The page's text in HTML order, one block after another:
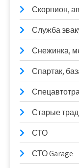
Скорпион,
Служба
Снежинка,
Спартак,
Старые
СТО
СТО Garage